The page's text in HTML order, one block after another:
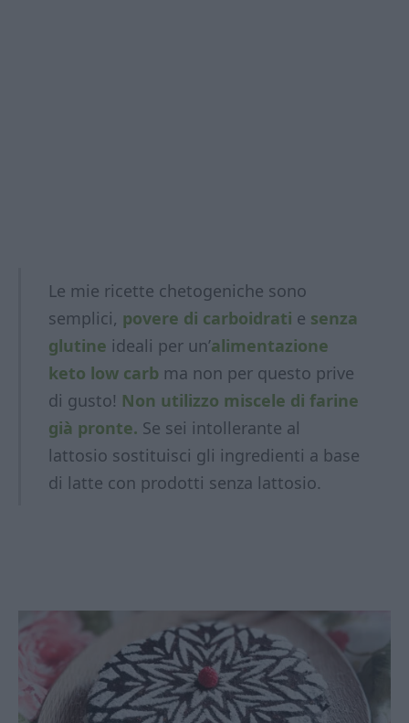
Le mie ricette chetogeniche sono
semplici, povere di carboidrati e senza
glutine ideali per un’alimentazione
keto low carb ma non per questo prive
di gusto! Non utilizzo miscele di farine
già pronte. Se sei intollerante al
lattosio sostituisci gli ingredienti a base
di latte con prodotti senza lattosio.